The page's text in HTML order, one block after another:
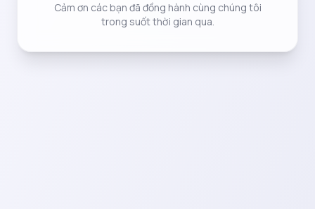
Cảm ơn các bạn đã đồng hành cùng chúng tôi
trong suốt thời gian qua.